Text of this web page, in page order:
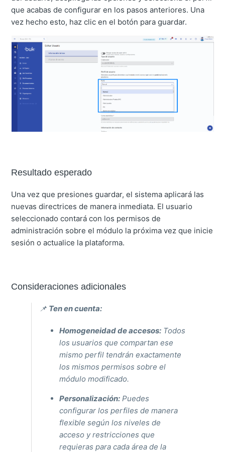
que acabas de configurar en los pasos anteriores. Una
vez hecho esto, haz clic en el botón para guardar.
Resultado esperado
Una vez que presiones guardar, el sistema aplicará las
nuevas directrices de manera inmediata. El usuario
seleccionado contará con los permisos de
administración sobre el módulo la próxima vez que inicie
sesión o actualice la plataforma.
Consideraciones adicionales
📌 Ten en cuenta:
Homogeneidad de accesos: Todos
los usuarios que compartan ese
mismo perfil tendrán exactamente
los mismos permisos sobre el
módulo modificado.
Personalización: Puedes
configurar los perfiles de manera
flexible según los niveles de
acceso y restricciones que
requieras para cada área de la